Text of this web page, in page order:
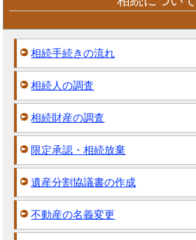
相続手続きの流れ
相続人の調査
相続財産の調査
限定承認・相続放棄
遺産分割協議書の作成
不動産の名義変更